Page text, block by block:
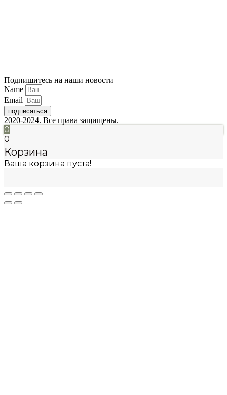
Подпишитесь на наши новости
Name
Email
подписаться
2020-2024. Все права защищены.
0
0
Корзина
Ваша корзина пуста!